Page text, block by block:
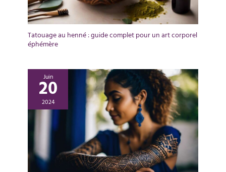
Tatouage au henné : guide complet pour un art corporel
éphémère
Juin
20
2024